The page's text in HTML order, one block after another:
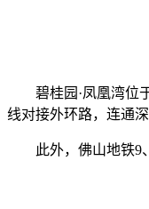
碧桂园·凤凰湾位
线对接外环路，连通
此外，佛山地铁9